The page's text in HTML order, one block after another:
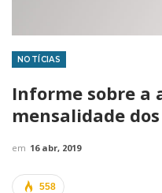
NOTÍCIAS
Informe sobre a
mensalidade
em 16 abr, 2019
558